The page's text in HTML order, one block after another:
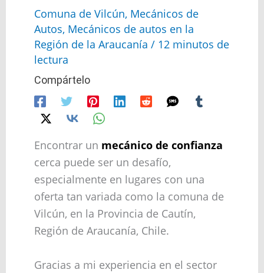
Comuna de Vilcún, Mecánicos de
Autos, Mecánicos de autos en la
Región de la Araucanía / 12 minutos de
lectura
Compártelo
Encontrar un mecánico de confianza
cerca puede ser un desafío,
especialmente en lugares con una
oferta tan variada como la comuna de
Vilcún, en la Provincia de Cautín,
Región de Araucanía, Chile.
Gracias a mi experiencia en el sector